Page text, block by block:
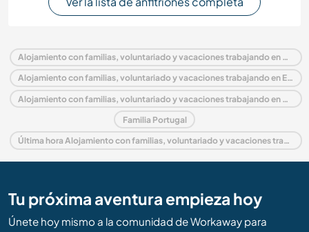
Alojamiento con familias, voluntariado y vacaciones trabajando en Portugal
Alojamiento con familias, voluntariado y vacaciones trabajando en Europa
Alojamiento con familias, voluntariado y vacaciones trabajando en Coimbra and Center
Familia Portugal
Última hora Alojamiento con familias, voluntariado y vacaciones trabajando en Portugal
Tu próxima aventura empieza hoy
Únete hoy mismo a la comunidad de Workaway para